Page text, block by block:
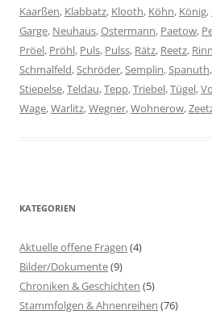
Kaarßen, Klabbatz, Klooth, Köhn, König,
Garge, Neuhaus,Ostermann, Paetow,
Pröel, Pröhl, Puls, Pulss, Rätz, Reetz,
Schmalfeld,Schröder,Semplin,Spanuth,
Stiepelse,Teldau,Tepp,Triebel,Tügel,
Wage,Warlitz,Wegner,Wohnerow,
KATEGORIEN
Aktuelle offene Fragen (4)
Bilder/Dokumente(9)
Chroniken & Geschichten (5)
Stammfolgen & Ahnenreihen (76)